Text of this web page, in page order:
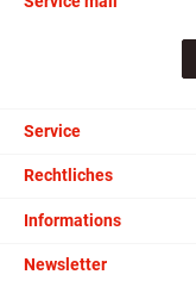
Service
Rechtliches
Informations
Newsletter